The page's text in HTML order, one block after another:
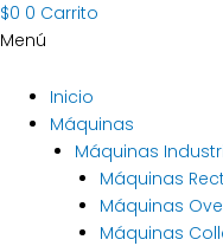
$0 0 Carrito
Menú
Inicio
Máquinas
Máquinas
Máquinas
Máquinas
Máquinas